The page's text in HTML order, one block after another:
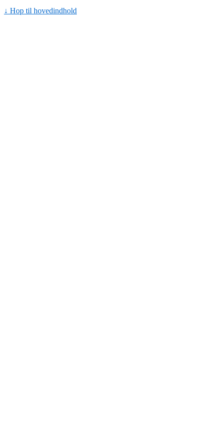
↓ Hop til hovedindhold